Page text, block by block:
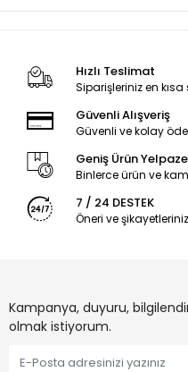
Hızlı Teslimat
Siparişleriniz en kısa
Güvenli Alışveriş
Güvenli ve kolay
Geniş Ürün
Binlerce ürün ve
7 / 24 DESTEK
Öneri ve
Kampanya, duyuru,
olmak istiyorum.